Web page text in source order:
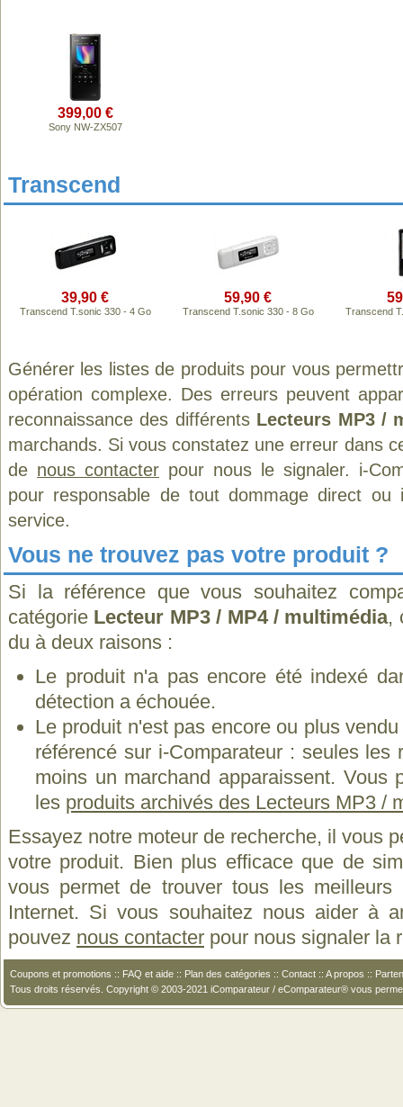
399,00 €
Sony NW-ZX507
Transcend
39,90 €
Transcend T.sonic 330 - 4 Go
59,90 €
Transcend T.sonic 330 - 8 Go Transcend
Générer les listes de produits pour vous
opération complexe. Des erreurs peuvent
reconnaissance des différents Lecteurs MP3 /
marchands. Si vous constatez une erreur dans
de nous contacter pour nous le signaler. i-
pour responsable de tout dommage direct
service.
Vous ne trouvez pas votre produit ?
Si la référence que vous souhaitez
catégorie Lecteur MP3 / MP4 / multimédia,
du à deux raisons :
Le produit n'a pas encore été indexé
détection a échouée.
Le produit n'est pas encore ou plus
référencé sur i-Comparateur : seules les
moins un marchand apparaissent. Vous
les produits archivés des Lecteurs MP3 /
Essayez notre moteur de recherche, il vous
votre produit. Bien plus efficace que de
vous permet de trouver tous les
Internet. Si vous souhaitez nous aider à
pouvez nous contacter pour nous signaler la
Coupons et promotions :: FAQ et aide :: Plan des catégories :: Contact :: A propos ::
Tous droits réservés. Copyright © 2003-2021 iComparateur / eComparateur® vous